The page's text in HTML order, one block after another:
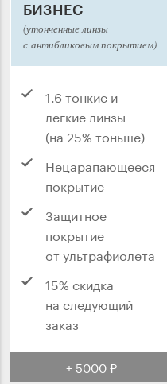
БИЗНЕС
(утонченные линзы
с антибликовым покрытием)
1.6 тонкие и
легкие линзы
(на 25% тоньше)
Нецарапающееся
покрытие
Защитное
покрытие
от ультрафиолета
15% скидка
на следующий
заказ
+ 5000 ₽